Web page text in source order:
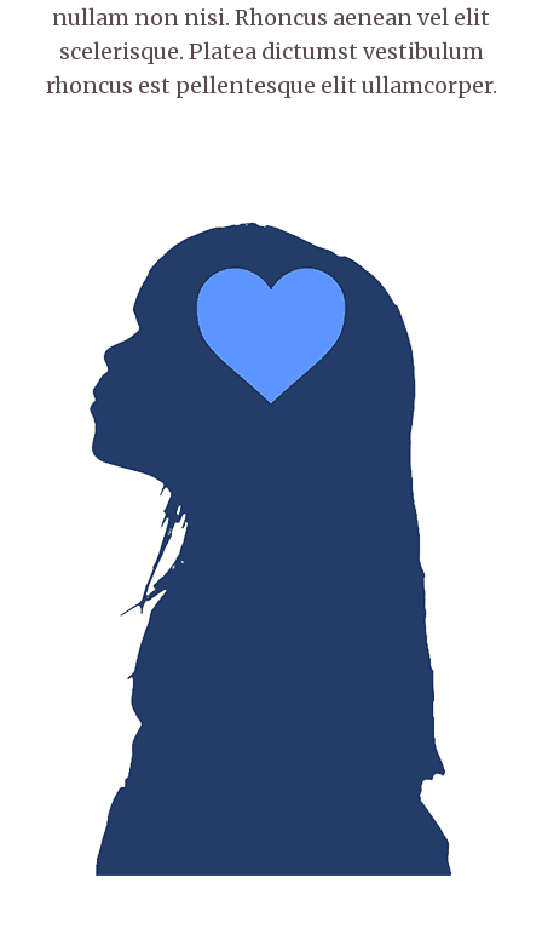
nullam non nisi. Rhoncus aenean vel elit
scelerisque. Platea dictumst vestibulum
rhoncus est pellentesque elit ullamcorper.